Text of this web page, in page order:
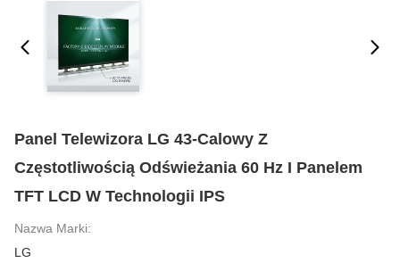
Panel Telewizora LG 43-Calowy Z
Częstotliwością Odświeżania 60 Hz I Panelem
TFT LCD W Technologii IPS
Nazwa Marki:
LG